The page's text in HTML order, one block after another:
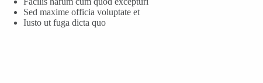
Sed maxime officia voluptate et
Iusto ut fuga dicta quo